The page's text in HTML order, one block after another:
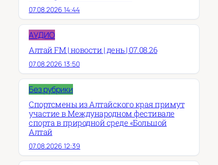
07.08.2026 14:44
АУДИО
Алтай FM | новости | день | 07.08.26
07.08.2026 13:50
Без рубрики
Спортсмены из Алтайского края примут
участие в Международном фестивале
спорта в природной среде «Большой
Алтай
07.08.2026 12:39